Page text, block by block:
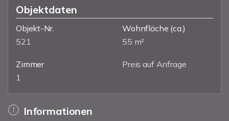
Objektdaten
Objekt-Nr.
521
Wohnfläche (ca.)
55 m²
Zimmer
1
Preis auf Anfrage
Informationen